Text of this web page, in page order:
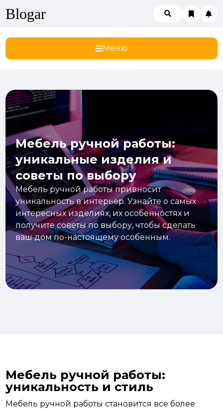
Blogar
Меню
Мебель ручной работы:
уникальные изделия и
советы по выбору
Мебель ручной работы привносит
уникальность в интерьер. Узнайте о самых
интересных изделиях, их особенностях и
получите советы по выбору, чтобы сделать
ваш дом по-настоящему особенным.
Мебель ручной работы:
уникальность и стиль
Мебель ручной работы становится все более